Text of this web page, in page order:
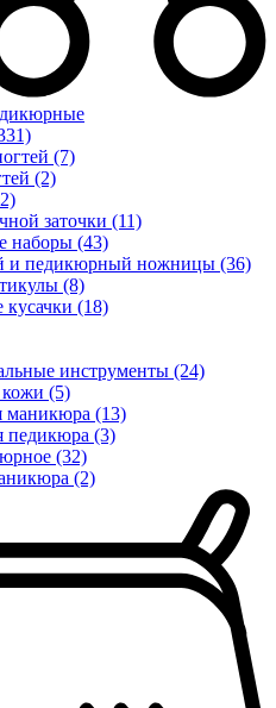
(7)
(2)
заточки (11)
наборы (43)
и педикюрный ножницы (36)
(8)
(18)
инструменты (24)
(5)
маникюра (13)
педикюра (3)
(32)
(2)